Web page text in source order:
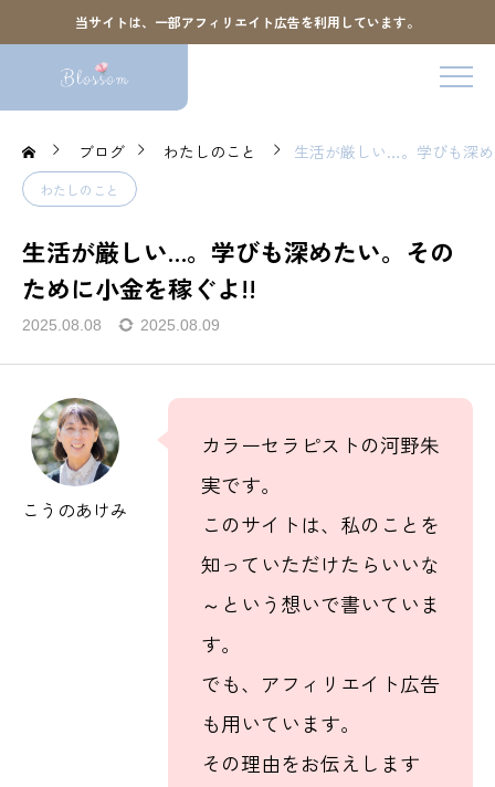
当サイトは、一部アフィリエイト広告を利用しています。
ブログ わたしのこと 生活が厳しい…。学びも深
わたしのこと
生活が厳しい…。学びも深めたい。その
ために小金を稼ぐよ!!
2025.08.08 2025.08.09
こうのあけみ
カラーセラピストの河野朱
実です。
このサイトは、私のことを
知っていただけたらいいな
～という想いで書いていま
す。
でも、アフィリエイト広告
も用いています。
その理由をお伝えします